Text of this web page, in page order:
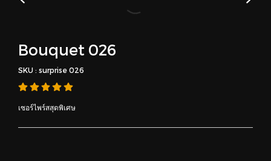
Bouquet 026
SKU : surprise 026
เซอร์ไพร์สสุดพิเศษ